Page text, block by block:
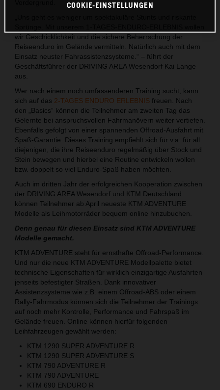
wir Geschicklichkeit und die sichere Beherrschung der
Reiseenduro im Gelände vermitteln. Natürlich auch mit dem
Einsatz neuster Fahrassistenzsysteme.“ – führt der
Geschäftsführer der DRIVING AREA Wesendorf Kai Lange
aus.
Wer nach einem noch umfassenderen Training sucht, kann
sich auf das 2-TAGES ENDURO ERLEBNIS freuen. Nach
den „Basics“ können die Teilnehmer am zweiten Tag das
Gelernte bei anspruchsvollen Fahrmanövern weiter vertiefen.
Ebenfalls gefolgt von einer spannenden Offroad-Ausfahrt mit
Spaß-Garantie. Dieses Training empfiehlt sich für v.a. für all
diejenigen, die ihre Reiseenduro regelmäßig über Stock und
Stein bewegen und hierbei eine Routine entwickeln wollen
bzw. doppelt so viel Enduro-Spaß haben möchten.
Auch im dritten Jahr der erfolgreichen Kooperation zwischen
der DRIVING AREA Wesendorf und KTM Deutschland
können Teilnehmer ab April neueste KTM ADVENTURE
Modelle als Leihmotorräder bequem online hinzubuchen.
Denn genau für diesen Einsatz sind KTM ADVENTURE
Modelle gemacht.
KTM ADVENTURE steht für ernsthafte Offroad-Performance.
Und nur die neue KTM ADVENTURE Modellpalette bietet
technische Eigenschaften für wirklich einzigartige Ausfahrten
jenseits befestigter Straßen. Dank innovativer
Assistenzsysteme wie z.B. einem Offroad-ABS oder einem
Rally-Fahrmodus können sich die Teilnehmer der Trainings
auf noch mehr Kontrolle, Performance und Fahrspaß im
Gelände freuen. Online können hierfür folgenden
Leihfahrzeugen gewählt werden:
KTM 1290 SUPER ADVENTURE R
KTM 1290 SUPER ADVENTURE S
KTM 790 ADVENTURE R
KTM 790 ADVENTURE
KTM 690 ENDURO R
COOKIE-EINSTELLUNGEN